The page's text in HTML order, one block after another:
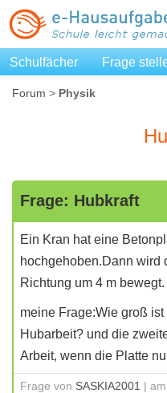
Schulfächer Frage
Forum > Physik
Frage: Hubkraft
Ein Kran hat eine
hochgehoben.Dann wird
Richtung um 4 m bewegt.
meine Frage:Wie groß
Hubarbeit? und die
Arbeit, wenn die Platte
Frage von SASKIA2001 |